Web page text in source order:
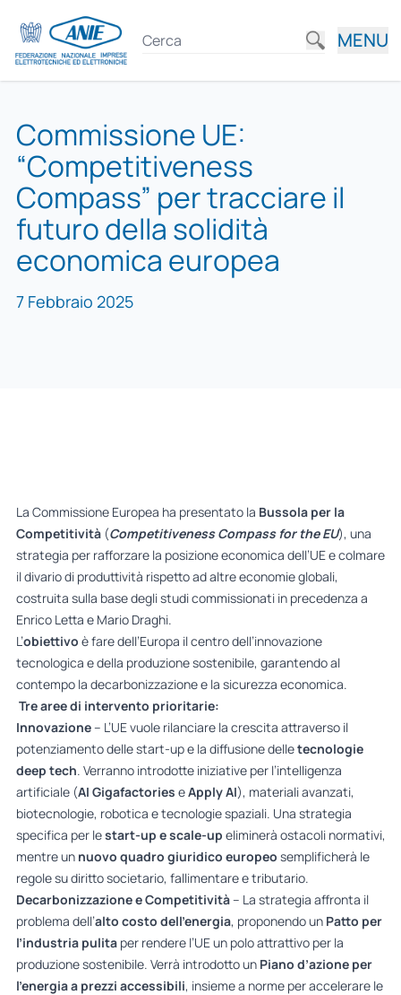
MENU
Commissione UE:
“Competitiveness
Compass” per tracciare il
futuro della solidità
economica europea
7 Febbraio 2025
La Commissione Europea ha presentato la Bussola per la
Competitività(Competitiveness Compass for the EU), una
strategia per rafforzare la posizione economica dell’UE e colmare
il divario di produttività rispetto ad altre economie globali,
costruita sulla base degli studi commissionati in precedenza a
Enrico Letta e Mario Draghi.
L’obiettivo è fare dell’Europa il centro dell’innovazione
tecnologica e della produzione sostenibile, garantendo al
contempo la decarbonizzazione e la sicurezza economica.
Tre aree di intervento prioritarie:
Innovazione– L’UE vuole rilanciare la crescita attraverso il
potenziamento delle start-up e la diffusione delletecnologie
deep tech. Verranno introdotte iniziative per l’intelligenza
artificiale (AI Gigafactories eApply AI), materiali avanzati,
biotecnologie, robotica e tecnologie spaziali. Una strategia
specifica per lestart-up e scale-up eliminerà ostacoli normativi,
mentre un nuovo quadro giuridico europeo semplificherà le
regole su diritto societario, fallimentare e tributario.
Decarbonizzazione e Competitività– La strategia affronta il
problema dell’alto costo dell’energia, proponendo un Patto per
l’industria pulitaper rendere l’UE un polo attrattivo per la
produzione sostenibile. Verrà introdotto un Piano d’azione per
l’energia a prezzi accessibili, insieme a norme per accelerare le